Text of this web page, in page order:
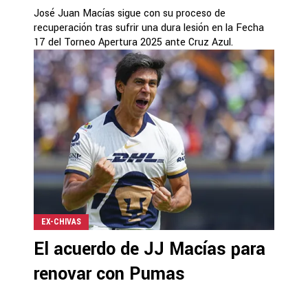
José Juan Macías sigue con su proceso de
recuperación tras sufrir una dura lesión en la Fecha
17 del Torneo Apertura 2025 ante Cruz Azul.
EX-CHIVAS
El acuerdo de JJ Macías para
renovar con Pumas